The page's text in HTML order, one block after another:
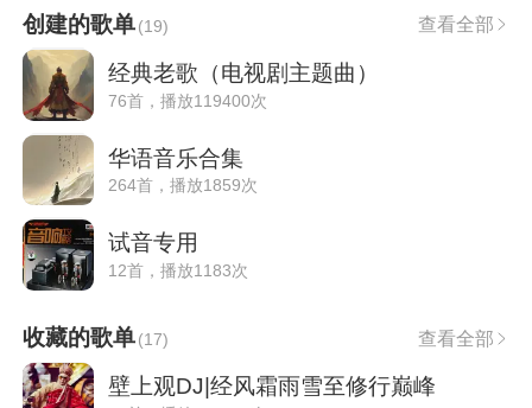
创建的歌单(19) 查看全部
经典老歌（电视剧主题曲）
76首，播放119400次
华语音乐合集
264首，播放1859次
试音专用
12首，播放1183次
收藏的歌单(17) 查看全部
壁上观DJ|经风霜雨雪至修行巅峰